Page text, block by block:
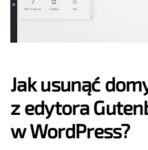
Jak usunąć
z edytora
w WordPress?